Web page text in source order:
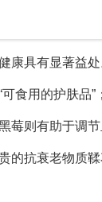
患者来讲，吃
学吃素 均衡营
担心营养不够
的营养需求。